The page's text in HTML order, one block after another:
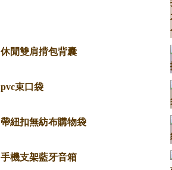
休閒雙肩揹包背囊
pvc束口袋
帶紐扣無紡布購物袋
手機支架藍牙音箱